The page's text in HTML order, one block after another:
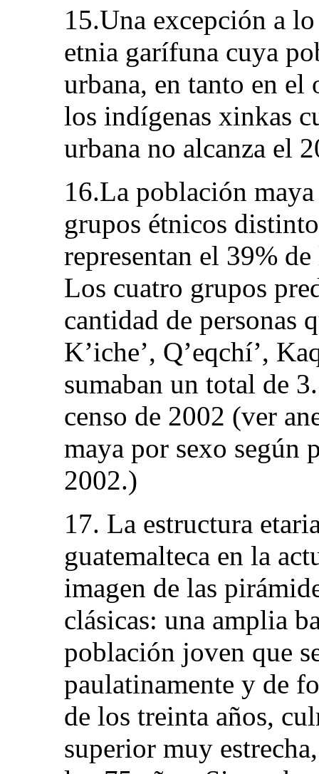
15.Una excepción a
etnia garífuna cuya
urbana, en tanto en el
los indígenas xinkas
urbana no alcanza el
16.La población
grupos étnicos
representan el 39%
Los cuatro grupos
cantidad de personas
K’iche’, Q’eqchí’,
sumaban un total de
censo de 2002 (ver
maya por sexo según
2002.)
17. La estructura
guatemalteca en la
imagen de las
clásicas: una amplia
población joven que
paulatinamente y de
de los treinta años,
superior muy